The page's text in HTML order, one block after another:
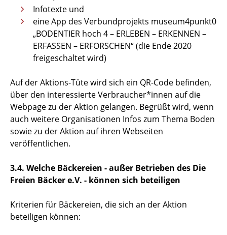
Infotexte und
eine App des Verbundprojekts museum4punkt0
„BODENTIER hoch 4 – ERLEBEN – ERKENNEN –
ERFASSEN – ERFORSCHEN“ (die Ende 2020
freigeschaltet wird)
Auf der Aktions-Tüte wird sich ein QR-Code befinden,
über den interessierte Verbraucher*innen auf die
Webpage zu der Aktion gelangen. Begrüßt wird, wenn
auch weitere Organisationen Infos zum Thema Boden
sowie zu der Aktion auf ihren Webseiten
veröffentlichen.
3.4. Welche Bäckereien - außer Betrieben des Die
Freien Bäcker e.V. - können sich beteiligen
Kriterien für Bäckereien, die sich an der Aktion
beteiligen können: